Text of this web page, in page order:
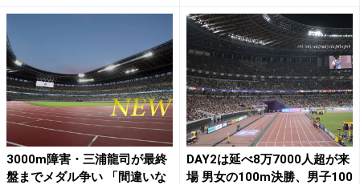
3000m障害・三浦龍司が最終
盤までメダル争い 「間違いな
DAY2は延べ8万7000人超が来
場 男女の100m決勝、男子100